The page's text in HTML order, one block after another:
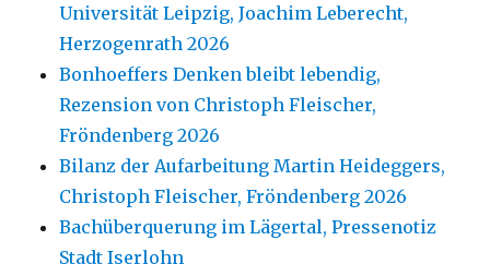
Universität Leipzig, Joachim Leberecht,
Herzogenrath 2026
Bonhoeffers Denken bleibt lebendig,
Rezension von Christoph Fleischer,
Fröndenberg 2026
Bilanz der Aufarbeitung Martin Heideggers,
Christoph Fleischer, Fröndenberg 2026
Bachüberquerung im Lägertal, Pressenotiz
Stadt Iserlohn